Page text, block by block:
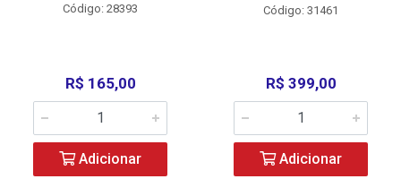
Código: 28393
R$ 165,00
Adicionar
Código: 31461
R$ 399,00
Adicionar